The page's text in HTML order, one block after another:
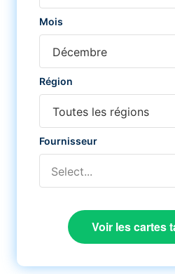
Mois
Décembre
Région
Toutes les régions
Fournisseur
Select...
Voir les cartes